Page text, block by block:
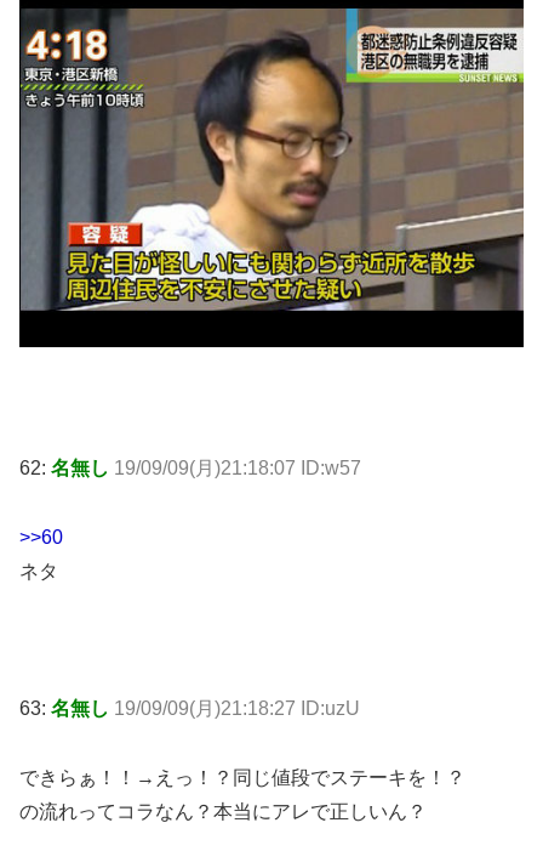
62: 名無し 19/09/09(月)21:18:07 ID:w57
>>60
ネタ
63: 名無し 19/09/09(月)21:18:27 ID:uzU
できらぁ！！→えっ！？同じ値段でステーキを！？
の流れってコラなん？本当にアレで正しいん？